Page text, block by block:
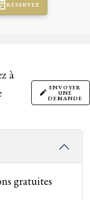
RÉSERVEZ
à
ENVOYER
UNE
DEMANDE
gratuites